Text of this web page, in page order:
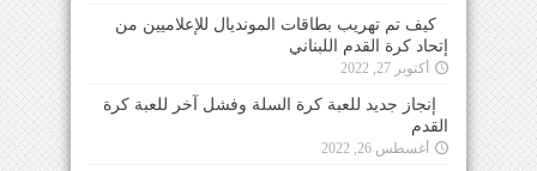
كيف تم تهريب بطاقات المونديال للإعلاميين من
إتحاد كرة القدم اللبناني
أكتوبر 27, 2022
إنجاز جديد للعبة كرة السلة وفشل آخر للعبة كرة
القدم
أغسطس 26, 2022